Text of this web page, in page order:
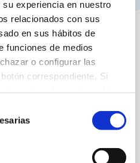
experiencia en nuestro
relacionados con sus
en sus hábitos de
funciones de medios
o configurar las
correspondiente. Si
de madera ovalada
119 cm
durabilidad y